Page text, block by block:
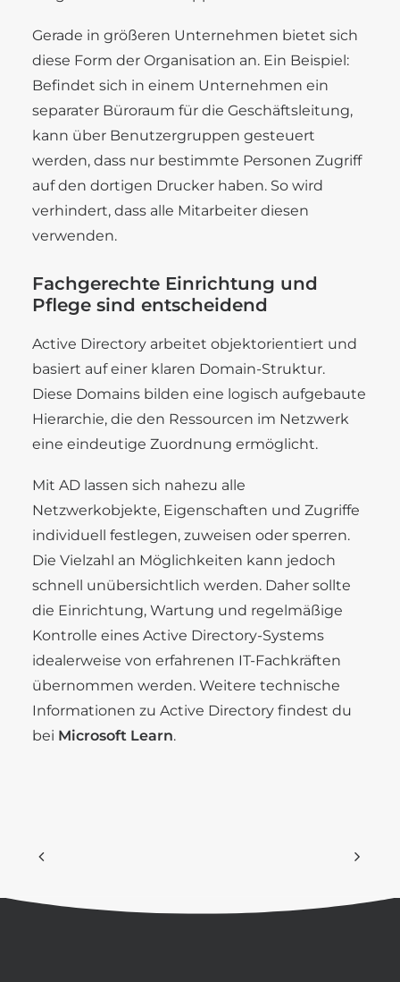
Gerade in größeren Unternehmen bietet sich
diese Form der Organisation an. Ein Beispiel:
Befindet sich in einem Unternehmen ein
separater Büroraum für die Geschäftsleitung,
kann über Benutzergruppen gesteuert
werden, dass nur bestimmte Personen Zugriff
auf den dortigen Drucker haben. So wird
verhindert, dass alle Mitarbeiter diesen
verwenden.
Fachgerechte Einrichtung und
Pflege sind entscheidend
Active Directory arbeitet objektorientiert und
basiert auf einer klaren Domain-Struktur.
Diese Domains bilden eine logisch aufgebaute
Hierarchie, die den Ressourcen im Netzwerk
eine eindeutige Zuordnung ermöglicht.
Mit AD lassen sich nahezu alle
Netzwerkobjekte, Eigenschaften und Zugriffe
individuell festlegen, zuweisen oder sperren.
Die Vielzahl an Möglichkeiten kann jedoch
schnell unübersichtlich werden. Daher sollte
die Einrichtung, Wartung und regelmäßige
Kontrolle eines Active Directory-Systems
idealerweise von erfahrenen IT-Fachkräften
übernommen werden. Weitere technische
Informationen zu Active Directory findest du
bei Microsoft Learn.